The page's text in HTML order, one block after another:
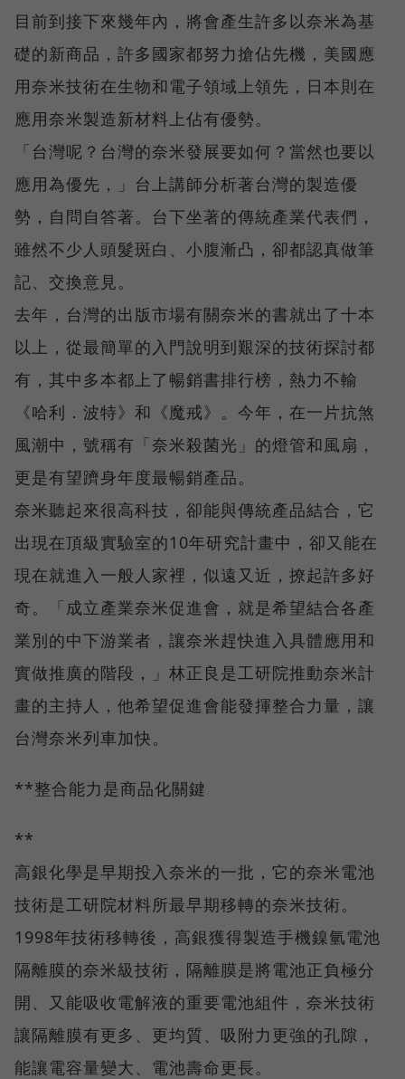
目前到接下來幾年內，將會產生許多以奈米為基
礎的新商品，許多國家都努力搶佔先機，美國應
用奈米技術在生物和電子領域上領先，日本則在
應用奈米製造新材料上佔有優勢。
「台灣呢？台灣的奈米發展要如何？當然也要以
應用為優先，」台上講師分析著台灣的製造優
勢，自問自答著。台下坐著的傳統產業代表們，
雖然不少人頭髮斑白、小腹漸凸，卻都認真做筆
記、交換意見。
去年，台灣的出版市場有關奈米的書就出了十本
以上，從最簡單的入門說明到艱深的技術探討都
有，其中多本都上了暢銷書排行榜，熱力不輸
《哈利．波特》和《魔戒》。今年，在一片抗煞
風潮中，號稱有「奈米殺菌光」的燈管和風扇，
更是有望躋身年度最暢銷產品。
奈米聽起來很高科技，卻能與傳統產品結合，它
出現在頂級實驗室的10年研究計畫中，卻又能在
現在就進入一般人家裡，似遠又近，撩起許多好
奇。「成立產業奈米促進會，就是希望結合各產
業別的中下游業者，讓奈米趕快進入具體應用和
實做推廣的階段，」林正良是工研院推動奈米計
畫的主持人，他希望促進會能發揮整合力量，讓
台灣奈米列車加快。
**整合能力是商品化關鍵
**
高銀化學是早期投入奈米的一批，它的奈米電池
技術是工研院材料所最早期移轉的奈米技術。
1998年技術移轉後，高銀獲得製造手機鎳氫電池
隔離膜的奈米級技術，隔離膜是將電池正負極分
開、又能吸收電解液的重要電池組件，奈米技術
讓隔離膜有更多、更均質、吸附力更強的孔隙，
能讓電容量變大、電池壽命更長。